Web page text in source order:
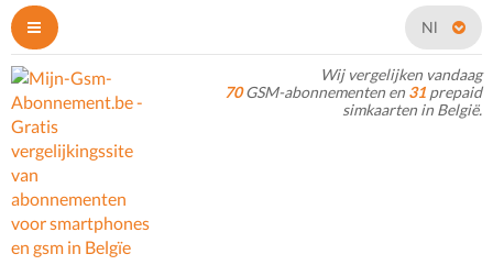
Nl
Wij vergelijken vandaag
70GSM-abonnementen en 31 prepaid
simkaarten in België.